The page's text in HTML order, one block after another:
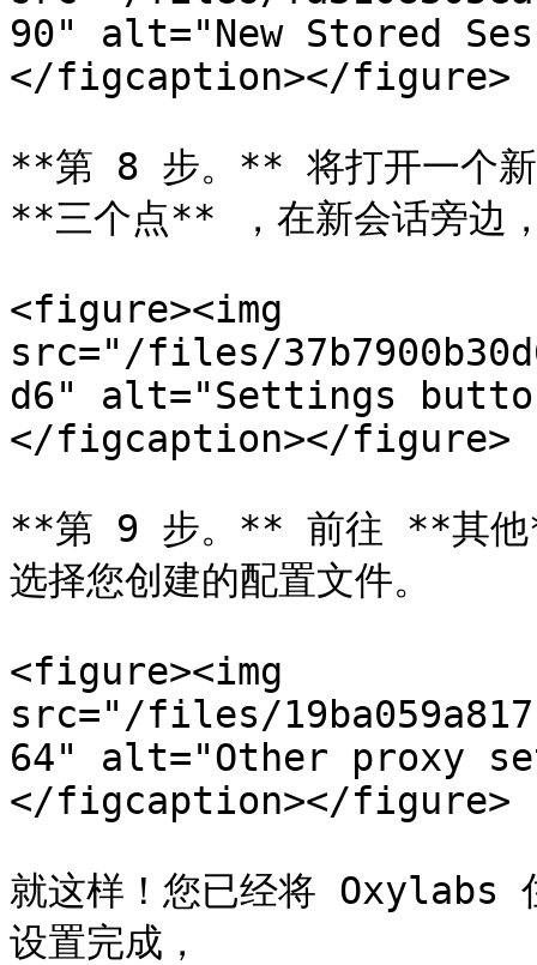
90" alt="New Stored
</figcaption></figure>
**第 8 步。** 将打开一个新
**三个点** ，在新会话旁边
<figure><img
src="/files/
d6" alt="Settings
</figcaption></figure>
**第 9 步。** 前往 **其他
选择您创建的配置文件。
<figure><img
src="/files/
64" alt="Other proxy
</figcaption></figure>
就这样！您已经将 Oxylabs
设置完成，